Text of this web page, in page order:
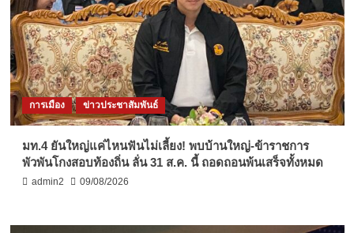
การเมือง ข่าวประชาสัมพันธ์
มท.4 ยันใหญ่แค่ไหนฟันไม่เลี้ยง! พบบ้านใหญ่-ข้าราชการ
พัวพันโกงสอบท้องถิ่น ลั่น 31 ส.ค. นี้ ถอดถอนพ้นเสร็จทั้งหมด
admin2 09/08/2026